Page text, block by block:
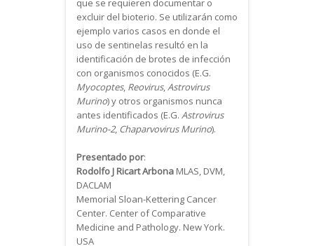
que se requieren documentar o
excluir del bioterio. Se utilizarán como
ejemplo varios casos en donde el
uso de sentinelas resultó en la
identificación de brotes de infección
con organismos conocidos (E.G.
Myocoptes, Reovirus,Astrovirus
Murino) y otros organismos nunca
antes identificados (E.G. Astrovirus
Murino-2, Chaparvovirus Murino).
Presentado por:
Rodolfo J Ricart Arbona MLAS, DVM,
DACLAM
Memorial Sloan-Kettering Cancer
Center. Center of Comparative
Medicine and Pathology. New York.
USA